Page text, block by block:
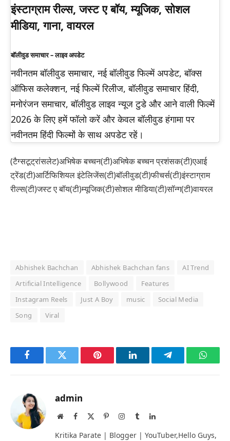
इंस्टाग्राम रील्स, जस्ट ए बॉय, म्यूजिक, सोशल
मीडिया, गाना, वायरल
बॉलीवुड समाचार – लाइव अपडेट
नवीनतम बॉलीवुड समाचार, नई बॉलीवुड फिल्में अपडेट, बॉक्स
ऑफिस कलेक्शन, नई फिल्में रिलीज, बॉलीवुड समाचार हिंदी,
मनोरंजन समाचार, बॉलीवुड लाइव न्यूज टुडे और आने वाली फिल्में
2026 के लिए हमें फॉलो करें और केवल बॉलीवुड हंगामा पर
नवीनतम हिंदी फिल्मों के साथ अपडेट रहें।
(टैग्सटूट्रांसलेट)अभिषेक बच्चन(टी)अभिषेक बच्चन प्रशंसक(टी)एआई
ट्रेंड(टी)आर्टिफिशियल इंटेलिजेंस(टी)बॉलीवुड(टी)फीचर्स(टी)इंस्टाग्राम
रील्स(टी)जस्ट ए बॉय(टी)म्यूजिक(टी)सोशल मीडिया(टी)सॉन्ग(टी)वायरल
Abhishek Bachchan Abhishek Bachchan fans
AI Trend
Artificial Intelligence
Bollywood
Features
Instagram Reels
Just A Boy music
Social Media
Song
Viral
FacebookTwitter Pinterest LinkedInTelegram
admin
WebsiteFacebook PinterestInstagram
TumblrLinkedIn
Kritika Parate | Blogger | YouTuber,Hello Guys,